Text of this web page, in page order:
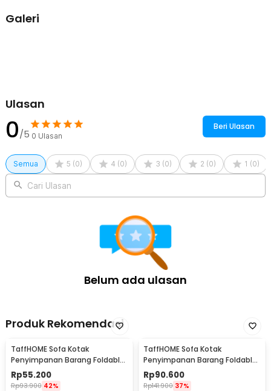
Rincian yang Anda dapatkan untuk pembelian produk ini:
Galeri
Ulasan
0/5 0 Ulasan
Beri Ulasan
Semua 5 (0) 4 (0) 3 (0) 2 (0) 1 (0)
Cari Ulasan
Belum ada ulasan
Produk Rekomendasi
TaffHOME Sofa Kotak
Penyimpanan Barang Foldable
Storage Box 30x30x30cm - L170
Rp55.200
Rp93.900 42%
TaffHOME Sofa Kotak
Penyimpanan Barang Foldable
Storage Box 48x30x30cm - L170
Rp90.600
Rp141.900 37%